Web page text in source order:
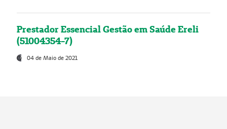
Prestador Essencial Gestão em Saúde Ereli
(51004354-7)
04 de Maio de 2021